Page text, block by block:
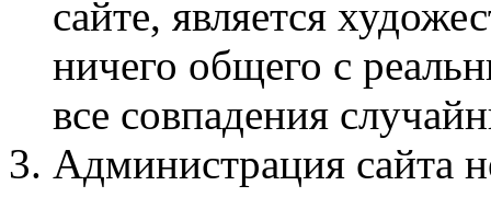
сайте, является
ничего общего с
все совпадения
Администрация сайта